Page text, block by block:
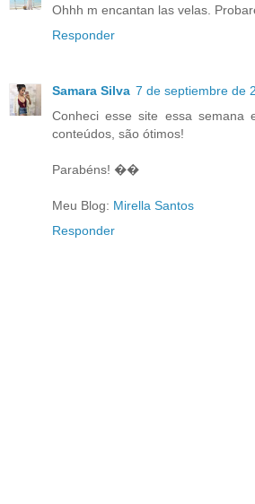
Ohhh m encantan las velas.
Responder
Samara Silva 7 de septiembre de
Conheci esse site essa semana
conteúdos, são ótimos!
Parabéns! ��
Meu Blog: Mirella Santos
Responder